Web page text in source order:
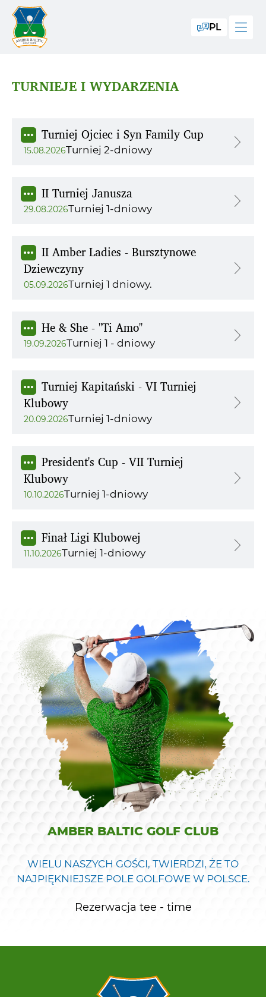
PL
TURNIEJE I WYDARZENIA
Turniej Ojciec i Syn Family Cup
15.08.2026Turniej 2-dniowy
II Turniej Janusza
29.08.2026Turniej 1-dniowy
II Amber Ladies - Bursztynowe
Dziewczyny
05.09.2026Turniej 1 dniowy.
He & She - "Ti Amo"
19.09.2026Turniej 1 - dniowy
Turniej Kapitański - VI Turniej
Klubowy
20.09.2026Turniej 1-dniowy
President's Cup - VII Turniej
Klubowy
10.10.2026Turniej 1-dniowy
Finał Ligi Klubowej
11.10.2026Turniej 1-dniowy
AMBER BALTIC GOLF CLUB
WIELU NASZYCH GOŚCI, TWIERDZI, ŻE TO
NAJPIĘKNIEJSZE POLE GOLFOWE W POLSCE.
Rezerwacja tee - time